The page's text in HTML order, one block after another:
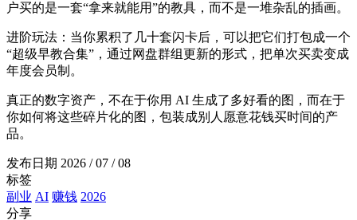
户买的是一套“拿来就能用”的教具，而不是一堆杂乱的插画。
进阶玩法：当你累积了几十套闪卡后，可以把它们打包成一个
“超级早教合集”，通过网盘群组更新的形式，把单次买卖变成
年度会员制。
真正的数字资产，不在于你用 AI 生成了多好看的图，而在于
你如何将这些碎片化的图，包装成别人愿意花钱买时间的产
品。
发布日期 2026 / 07 / 08
标签
副业 AI 赚钱 2026
分享